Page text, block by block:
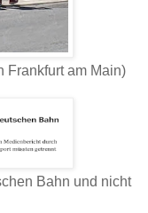
Frankfurt am Main)
Bahn und nicht